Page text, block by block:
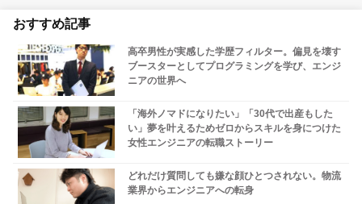
おすすめ記事
高卒男性が実感した学歴フィルター。偏見を壊す
ブースターとしてプログラミングを学び、エンジ
ニアの世界へ
「海外ノマドになりたい」「30代で出産もした
い」夢を叶えるためゼロからスキルを身につけた
女性エンジニアの転職ストーリー
どれだけ質問しても嫌な顔ひとつされない。物流
業界からエンジニアへの転身